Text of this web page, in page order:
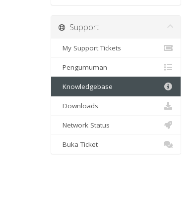
Support
My Support Tickets
Pengumuman
Knowledgebase
Downloads
Network Status
Buka Ticket